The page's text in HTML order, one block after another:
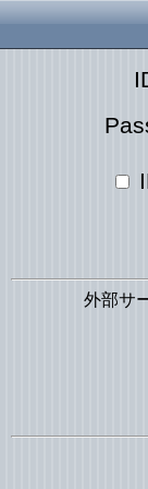
外部サ